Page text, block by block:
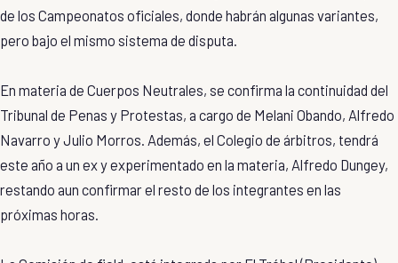
de los Campeonatos oficiales, donde habrán algunas variantes,
pero bajo el mismo sistema de disputa.
En materia de Cuerpos Neutrales, se confirma la continuidad del
Tribunal de Penas y Protestas, a cargo de Melani Obando, Alfredo
Navarro y Julio Morros. Además, el Colegio de árbitros, tendrá
este año a un ex y experimentado en la materia, Alfredo Dungey,
restando aun confirmar el resto de los integrantes en las
próximas horas.